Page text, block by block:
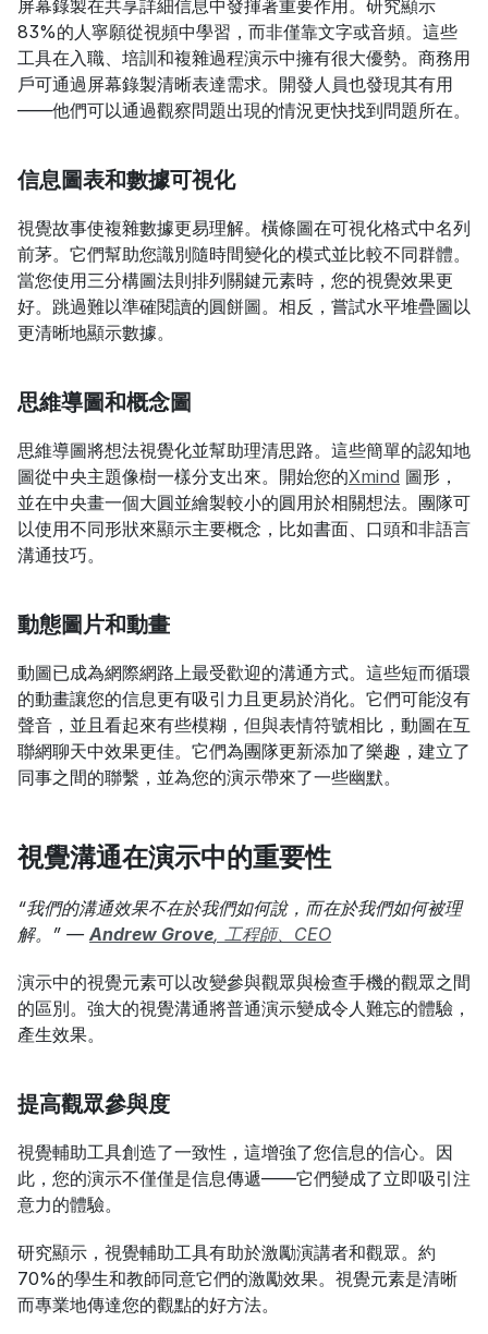
屏幕錄製在共享詳細信息中發揮著重要作用。研究顯示
83%的人寧願從視頻中學習，而非僅靠文字或音頻。這些
工具在入職、培訓和複雜過程演示中擁有很大優勢。商務用
戶可通過屏幕錄製清晰表達需求。開發人員也發現其有用
——他們可以通過觀察問題出現的情況更快找到問題所在。
信息圖表和數據可視化
視覺故事使複雜數據更易理解。橫條圖在可視化格式中名列
前茅。它們幫助您識別隨時間變化的模式並比較不同群體。
當您使用三分構圖法則排列關鍵元素時，您的視覺效果更
好。跳過難以準確閱讀的圓餅圖。相反，嘗試水平堆疊圖以
更清晰地顯示數據。
思維導圖和概念圖
思維導圖將想法視覺化並幫助理清思路。這些簡單的認知地
圖從中央主題像樹一樣分支出來。開始您的Xmind 圖形，
並在中央畫一個大圓並繪製較小的圓用於相關想法。團隊可
以使用不同形狀來顯示主要概念，比如書面、口頭和非語言
溝通技巧。
動態圖片和動畫
動圖已成為網際網路上最受歡迎的溝通方式。這些短而循環
的動畫讓您的信息更有吸引力且更易於消化。它們可能沒有
聲音，並且看起來有些模糊，但與表情符號相比，動圖在互
聯網聊天中效果更佳。它們為團隊更新添加了樂趣，建立了
同事之間的聯繫，並為您的演示帶來了一些幽默。
視覺溝通在演示中的重要性
“我們的溝通效果不在於我們如何說，而在於我們如何被理
解。” — Andrew Grove, 工程師、CEO
演示中的視覺元素可以改變參與觀眾與檢查手機的觀眾之間
的區別。強大的視覺溝通將普通演示變成令人難忘的體驗，
產生效果。
提高觀眾參與度
視覺輔助工具創造了一致性，這增強了您信息的信心。因
此，您的演示不僅僅是信息傳遞——它們變成了立即吸引注
意力的體驗。
研究顯示，視覺輔助工具有助於激勵演講者和觀眾。約
70%的學生和教師同意它們的激勵效果。視覺元素是清晰
而專業地傳達您的觀點的好方法。